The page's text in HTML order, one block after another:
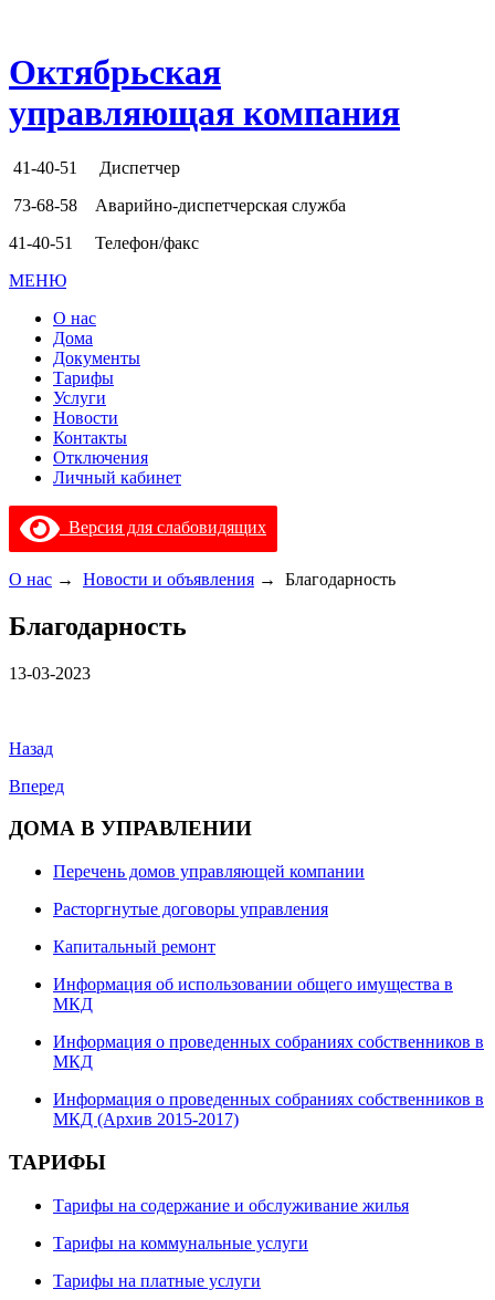
Октябрьская
управляющая компания
41-40-51
Диспетчер
73-68-58 Аварийно-диспетчерская служба
41-40-51
Телефон/факс
МЕНЮ
О нас
Дома
Документы
Тарифы
Услуги
Новости
Контакты
Отключения
Личный кабинет
Версия для слабовидящих
О нас → Новости и объявления → Благодарность
Благодарность
13-03-2023
Назад
Вперед
ДОМА В УПРАВЛЕНИИ
Перечень домов управляющей компании
Расторгнутые договоры управления
Капитальный ремонт
Информация об использовании общего имущества в
МКД
Информация о проведенных собраниях собственников в
МКД
Информация о проведенных собраниях собственников в
МКД (Архив 2015-2017)
ТАРИФЫ
Тарифы на содержание и обслуживание жилья
Тарифы на коммунальные услуги
Тарифы на платные услуги